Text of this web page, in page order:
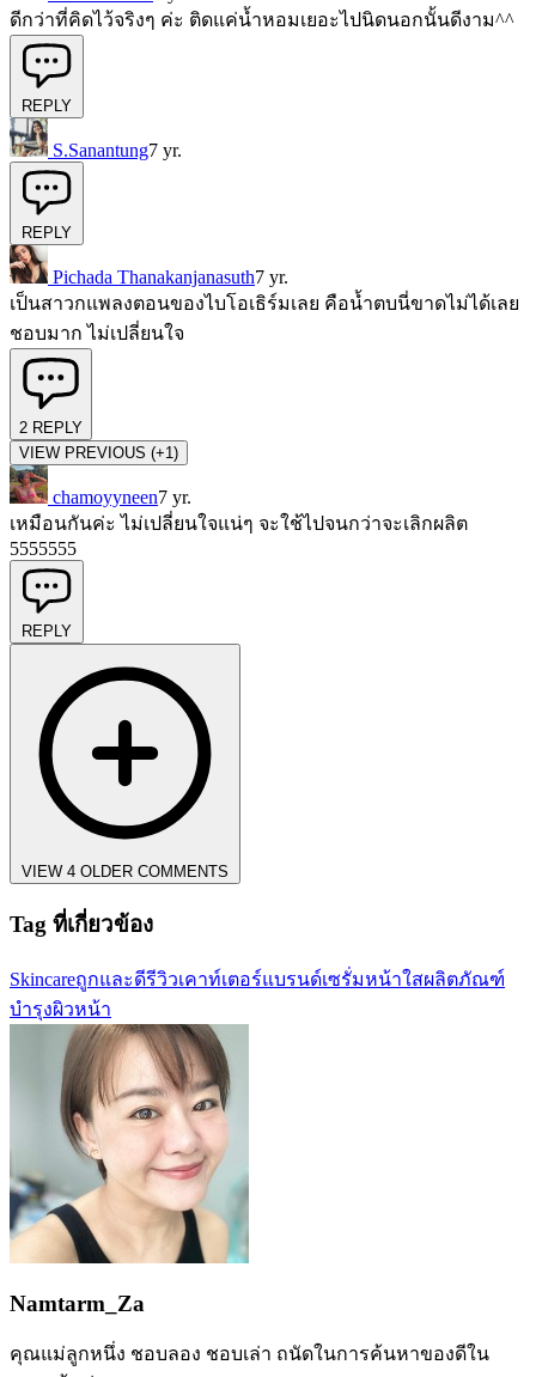
ดีกว่าที่คิดไว้จริงๆ ค่ะ ติดแค่น้ำหอมเยอะไปนิดนอกนั้นดีงาม^^
REPLY
S.Sanantung7 yr.
REPLY
Pichada Thanakanjanasuth7 yr.
เป็นสาวกแพลงตอนของไบโอเธิร์มเลย คือน้ำตบนี่ขาดไม่ได้เลย
ชอบมาก ไม่เปลี่ยนใจ
2 REPLY
VIEW PREVIOUS (+1)
chamoyyneen7 yr.
เหมือนกันค่ะ ไม่เปลี่ยนใจแน่ๆ จะใช้ไปจนกว่าจะเลิกผลิต
5555555
REPLY
VIEW 4 OLDER COMMENTS
Tag ที่เกี่ยวข้อง
Skincareถูกและดีรีวิวเคาท์เตอร์แบรนด์เซรั่มหน้าใสผลิตภัณฑ์
บำรุงผิวหน้า
Namtarm_Za
คุณแม่ลูกหนึ่ง ชอบลอง ชอบเล่า ถนัดในการค้นหาของดีใน